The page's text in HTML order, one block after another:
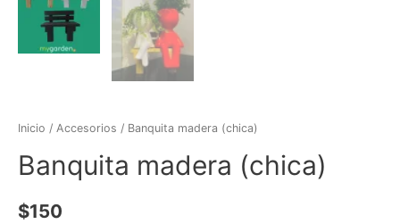
Inicio / Accesorios / Banquita madera (chica)
Banquita madera (chica)
$150